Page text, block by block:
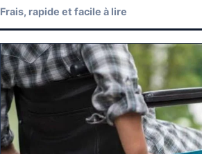
Frais, rapide et facile à lire